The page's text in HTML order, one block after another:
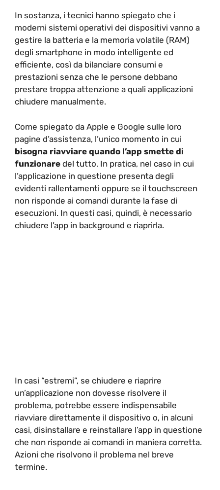
In sostanza, i tecnici hanno spiegato che i
moderni sistemi operativi dei dispositivi vanno a
gestire la batteria e la memoria volatile (RAM)
degli smartphone in modo intelligente ed
efficiente, così da bilanciare consumi e
prestazioni senza che le persone debbano
prestare troppa attenzione a quali applicazioni
chiudere manualmente.
Come spiegato da Apple e Google sulle loro
pagine d’assistenza, l’unico momento in cui
bisogna riavviare quando l’app smette di
funzionare del tutto. In pratica, nel caso in cui
l’applicazione in questione presenta degli
evidenti rallentamenti oppure se il touchscreen
non risponde ai comandi durante la fase di
esecuzioni. In questi casi, quindi, è necessario
chiudere l’app in background e riaprirla.
In casi “estremi”, se chiudere e riaprire
un’applicazione non dovesse risolvere il
problema, potrebbe essere indispensabile
riavviare direttamente il dispositivo o, in alcuni
casi, disinstallare e reinstallare l’app in questione
che non risponde ai comandi in maniera corretta.
Azioni che risolvono il problema nel breve
termine.